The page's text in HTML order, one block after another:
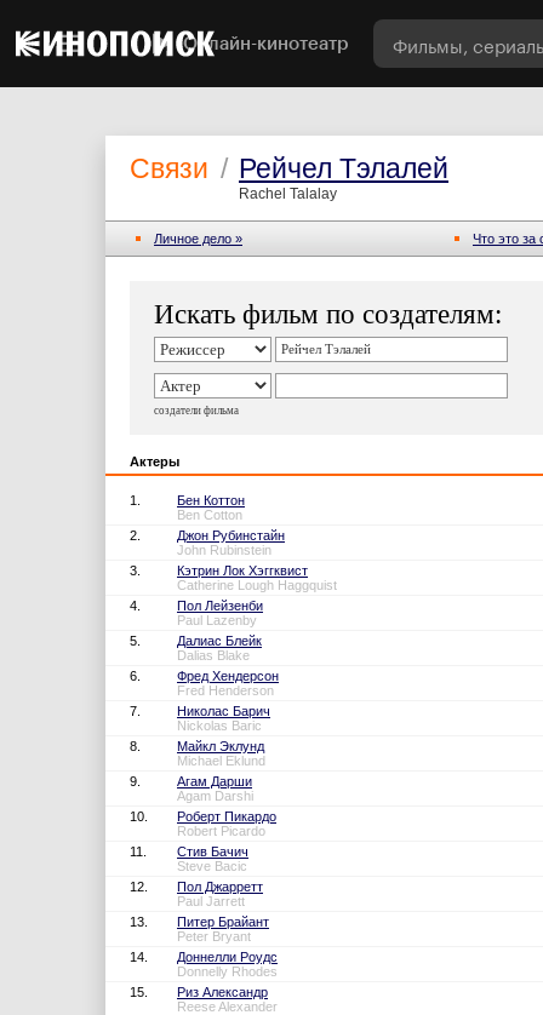
Онлайн-кинотеатр
Связи / Рейчел Тэлалей
Rachel Talalay
Личное дело » Что это за
Искать фильм по создателям:
создатели фильма
Актеры
1.
Бен Коттон
Ben Cotton
2.
Джон Рубинстайн
John Rubinstein
3.
Кэтрин Лок Хэггквист
Catherine Lough Haggquist
4.
Пол Лейзенби
Paul Lazenby
5.
Далиас Блейк
Dalias Blake
6.
Фред Хендерсон
Fred Henderson
7.
Николас Барич
Nickolas Baric
8.
Майкл Эклунд
Michael Eklund
9.
Агам Дарши
Agam Darshi
10.
Роберт Пикардо
Robert Picardo
11.
Стив Бачич
Steve Bacic
12.
Пол Джарретт
Paul Jarrett
13.
Питер Брайант
Peter Bryant
14.
Доннелли Роудс
Donnelly Rhodes
15.
Риз Александр
Reese Alexander